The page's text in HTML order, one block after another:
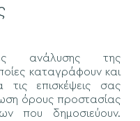
ανάλυσης της
καταγράφουν και
τις επισκέψεις σας
όρους προστασίας
που δημοσιεύουν.